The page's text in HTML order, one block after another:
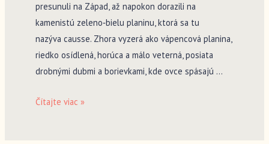
presunuli na Západ, až napokon dorazili na
kamenistú zeleno­‑bielu planinu, ktorá sa tu
nazýva causse. Zhora vyzerá ako vápencová planina,
riedko osídlená, horúca a málo veterná, posiata
drobnými dubmi a borievkami, kde ovce spásajú …
WESTERN
Čítajte viac »